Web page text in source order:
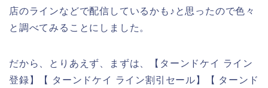
店のラインなどで配信しているかも♪と思ったので色々
と調べてみることにしました。
だから、とりあえず、まずは、【ターンドケイ ライン
登録】【 ターンドケイ ライン割引セール】【 ターンド